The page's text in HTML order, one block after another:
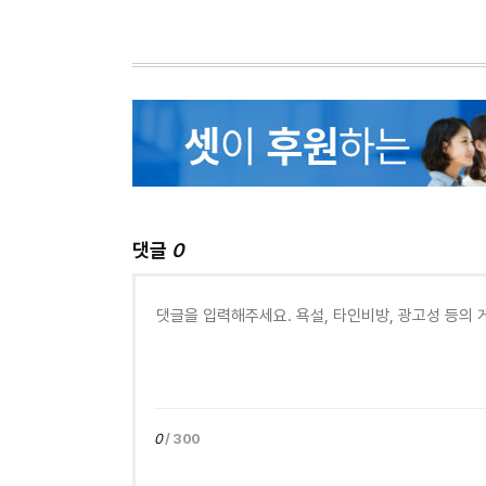
댓글 0
0/ 300